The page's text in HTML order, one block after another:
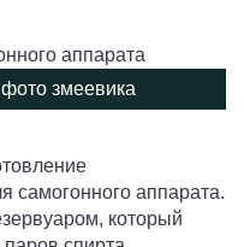
змеевика
самогонного аппарата.
который